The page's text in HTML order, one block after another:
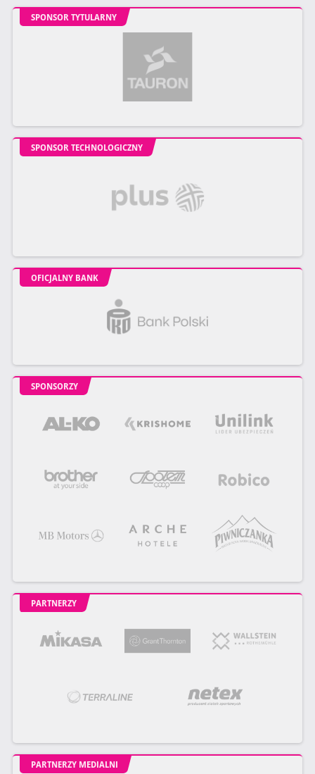
SPONSOR TYTULARNY
SPONSOR TECHNOLOGICZNY
OFICJALNY BANK
SPONSORZY
PARTNERZY
PARTNERZY MEDIALNI